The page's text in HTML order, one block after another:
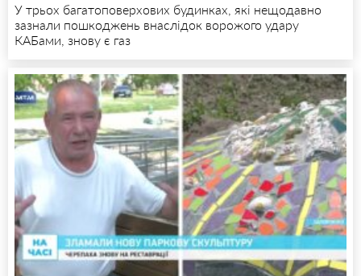
У трьох багатоповерхових будинках, які нещодавно
зазнали пошкоджень внаслідок ворожого удару
КАБами, знову є газ